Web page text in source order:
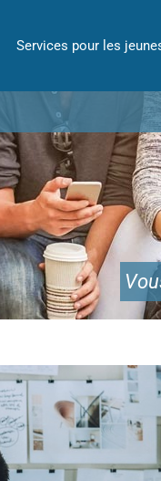
Services pour les